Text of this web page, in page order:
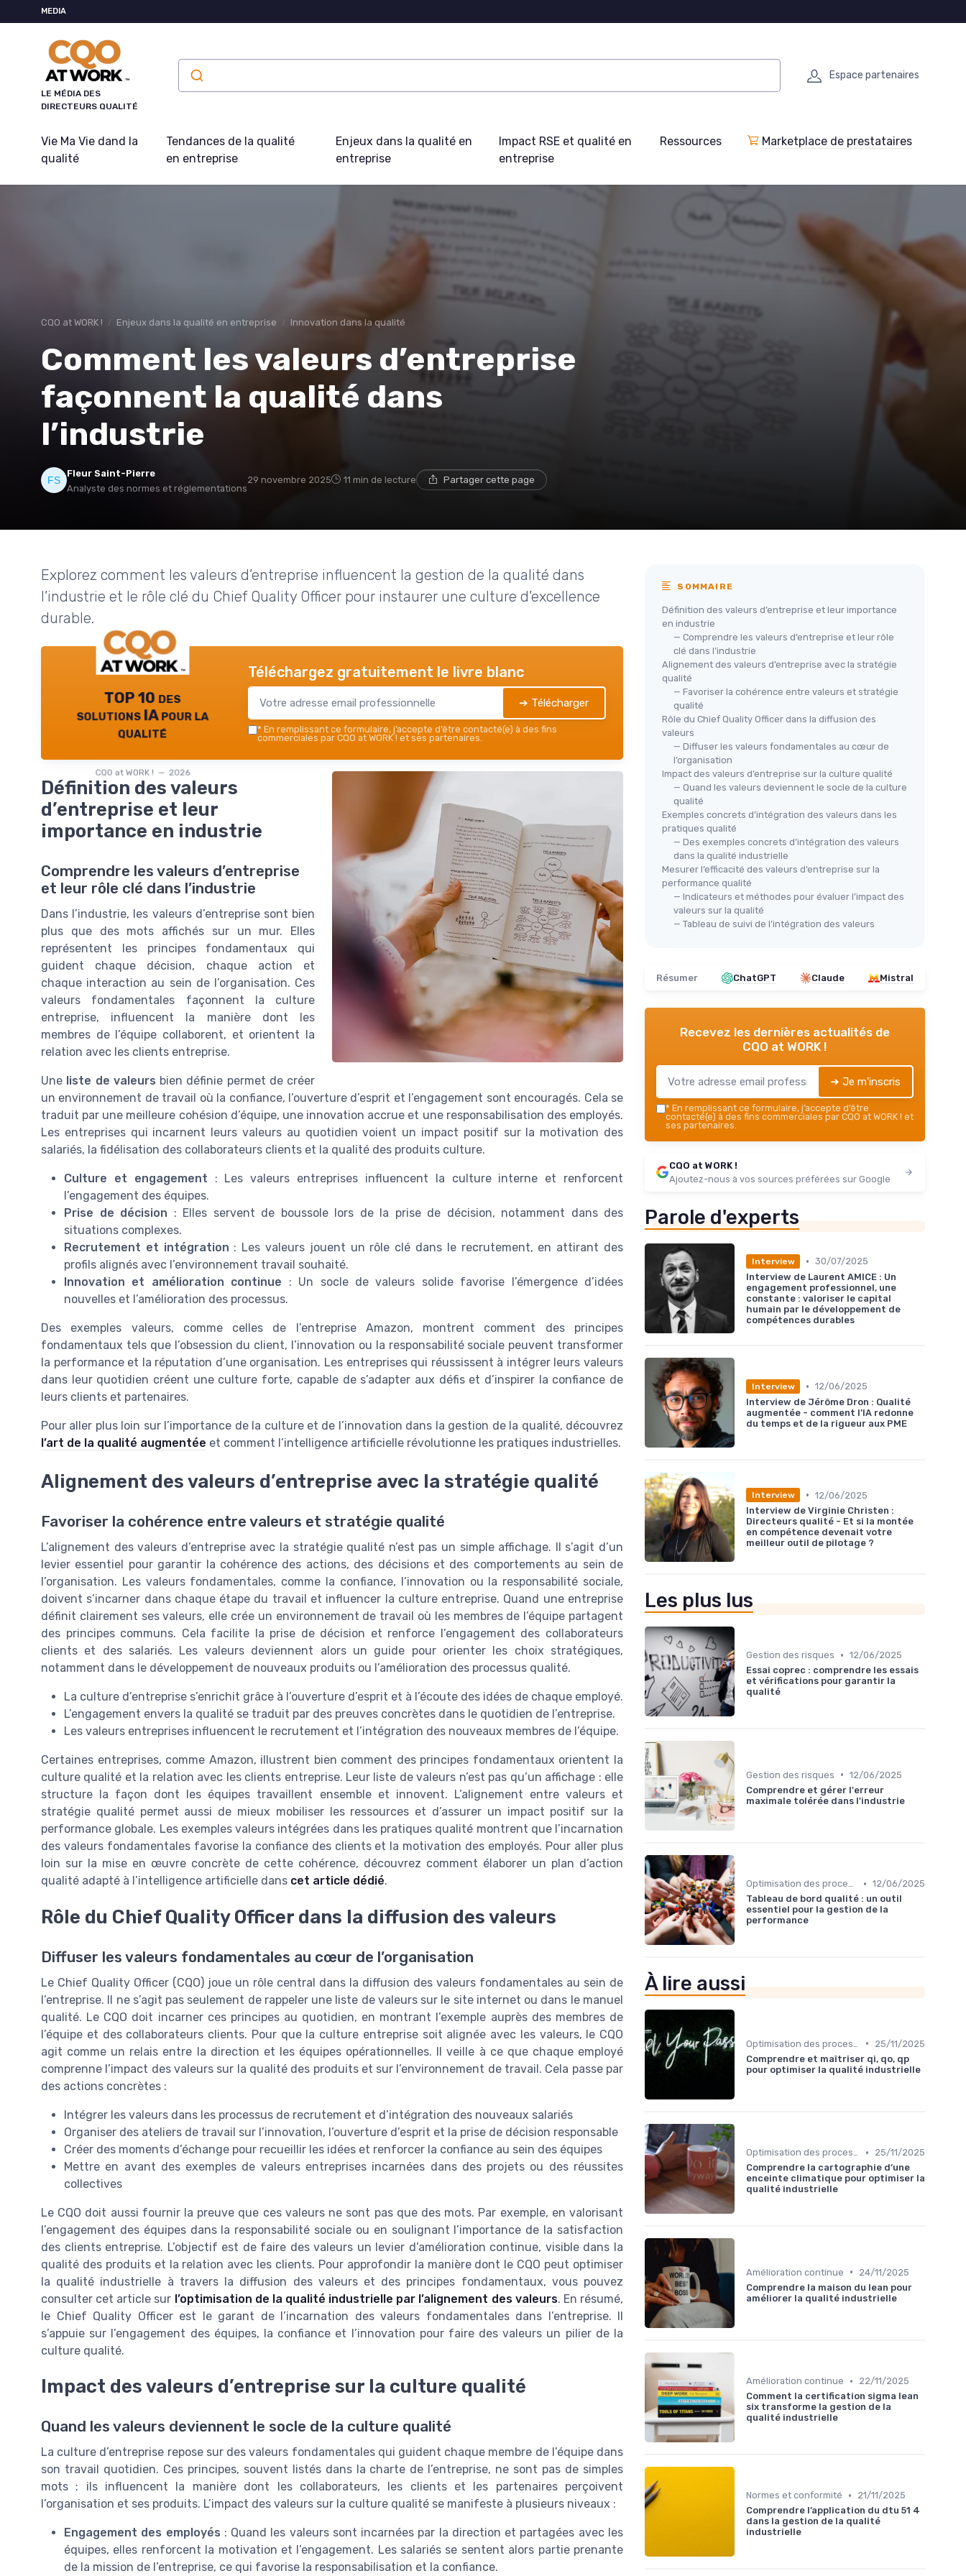
MEDIA
LE MÉDIA DES
DIRECTEURS QUALITÉ
Espace partenaires
Vie Ma Vie dand la
qualité
Tendances de la qualité
en entreprise
Enjeux dans la qualité en
entreprise
Impact RSE et qualité en
entreprise
Ressources Marketplace de prestataires
CQO at WORK ! Enjeux dans la qualité en entreprise Innovation dans la qualité
Comment les valeurs d’entreprise
façonnent la qualité dans
l’industrie
Fleur Saint-Pierre
Analyste des normes et réglementations
29 novembre 2025 11 min de lecture Partager cette page
Explorez comment les valeurs d’entreprise influencent la gestion de la qualité dans
l’industrie et le rôle clé du Chief Quality Officer pour instaurer une culture d’excellence
durable.
TOP 10 des
solutions IA pour la
qualité
CQO at WORK ! — 2026
Téléchargez gratuitement le livre blanc
➔ Télécharger
* En remplissant ce formulaire, j’accepte d’être contacté(e) à des fins
commerciales par CQO at WORK ! et ses partenaires.
Définition des valeurs
d’entreprise et leur
importance en industrie
Comprendre les valeurs d’entreprise
et leur rôle clé dans l’industrie
Dans l’industrie, les valeurs d’entreprise sont bien
plus que des mots affichés sur un mur. Elles
représentent les principes fondamentaux qui
guident chaque décision, chaque action et
chaque interaction au sein de l’organisation. Ces
valeurs fondamentales façonnent la culture
entreprise, influencent la manière dont les
membres de l’équipe collaborent, et orientent la
relation avec les clients entreprise.
Une liste de valeurs bien définie permet de créer
un environnement de travail où la confiance, l’ouverture d’esprit et l’engagement sont encouragés. Cela se
traduit par une meilleure cohésion d’équipe, une innovation accrue et une responsabilisation des employés.
Les entreprises qui incarnent leurs valeurs au quotidien voient un impact positif sur la motivation des
salariés, la fidélisation des collaborateurs clients et la qualité des produits culture.
Culture et engagement : Les valeurs entreprises influencent la culture interne et renforcent
l’engagement des équipes.
Prise de décision : Elles servent de boussole lors de la prise de décision, notamment dans des
situations complexes.
Recrutement et intégration : Les valeurs jouent un rôle clé dans le recrutement, en attirant des
profils alignés avec l’environnement travail souhaité.
Innovation et amélioration continue : Un socle de valeurs solide favorise l’émergence d’idées
nouvelles et l’amélioration des processus.
Des exemples valeurs, comme celles de l’entreprise Amazon, montrent comment des principes
fondamentaux tels que l’obsession du client, l’innovation ou la responsabilité sociale peuvent transformer
la performance et la réputation d’une organisation. Les entreprises qui réussissent à intégrer leurs valeurs
dans leur quotidien créent une culture forte, capable de s’adapter aux défis et d’inspirer la confiance de
leurs clients et partenaires.
Pour aller plus loin sur l’importance de la culture et de l’innovation dans la gestion de la qualité, découvrez
l’art de la qualité augmentée et comment l’intelligence artificielle révolutionne les pratiques industrielles.
Alignement des valeurs d’entreprise avec la stratégie qualité
Favoriser la cohérence entre valeurs et stratégie qualité
L’alignement des valeurs d’entreprise avec la stratégie qualité n’est pas un simple affichage. Il s’agit d’un
levier essentiel pour garantir la cohérence des actions, des décisions et des comportements au sein de
l’organisation. Les valeurs fondamentales, comme la confiance, l’innovation ou la responsabilité sociale,
doivent s’incarner dans chaque étape du travail et influencer la culture entreprise. Quand une entreprise
définit clairement ses valeurs, elle crée un environnement de travail où les membres de l’équipe partagent
des principes communs. Cela facilite la prise de décision et renforce l’engagement des collaborateurs
clients et des salariés. Les valeurs deviennent alors un guide pour orienter les choix stratégiques,
notamment dans le développement de nouveaux produits ou l’amélioration des processus qualité.
La culture d’entreprise s’enrichit grâce à l’ouverture d’esprit et à l’écoute des idées de chaque employé.
L’engagement envers la qualité se traduit par des preuves concrètes dans le quotidien de l’entreprise.
Les valeurs entreprises influencent le recrutement et l’intégration des nouveaux membres de l’équipe.
Certaines entreprises, comme Amazon, illustrent bien comment des principes fondamentaux orientent la
culture qualité et la relation avec les clients entreprise. Leur liste de valeurs n’est pas qu’un affichage : elle
structure la façon dont les équipes travaillent ensemble et innovent. L’alignement entre valeurs et
stratégie qualité permet aussi de mieux mobiliser les ressources et d’assurer un impact positif sur la
performance globale. Les exemples valeurs intégrées dans les pratiques qualité montrent que l’incarnation
des valeurs fondamentales favorise la confiance des clients et la motivation des employés. Pour aller plus
loin sur la mise en œuvre concrète de cette cohérence, découvrez comment élaborer un plan d’action
qualité adapté à l’intelligence artificielle dans cet article dédié.
Rôle du Chief Quality Officer dans la diffusion des valeurs
Diffuser les valeurs fondamentales au cœur de l’organisation
Le Chief Quality Officer (CQO) joue un rôle central dans la diffusion des valeurs fondamentales au sein de
l’entreprise. Il ne s’agit pas seulement de rappeler une liste de valeurs sur le site internet ou dans le manuel
qualité. Le CQO doit incarner ces principes au quotidien, en montrant l’exemple auprès des membres de
l’équipe et des collaborateurs clients. Pour que la culture entreprise soit alignée avec les valeurs, le CQO
agit comme un relais entre la direction et les équipes opérationnelles. Il veille à ce que chaque employé
comprenne l’impact des valeurs sur la qualité des produits et sur l’environnement de travail. Cela passe par
des actions concrètes :
Intégrer les valeurs dans les processus de recrutement et d’intégration des nouveaux salariés
Organiser des ateliers de travail sur l’innovation, l’ouverture d’esprit et la prise de décision responsable
Créer des moments d’échange pour recueillir les idées et renforcer la confiance au sein des équipes
Mettre en avant des exemples de valeurs entreprises incarnées dans des projets ou des réussites
collectives
Le CQO doit aussi fournir la preuve que ces valeurs ne sont pas que des mots. Par exemple, en valorisant
l’engagement des équipes dans la responsabilité sociale ou en soulignant l’importance de la satisfaction
des clients entreprise. L’objectif est de faire des valeurs un levier d’amélioration continue, visible dans la
qualité des produits et la relation avec les clients. Pour approfondir la manière dont le CQO peut optimiser
la qualité industrielle à travers la diffusion des valeurs et des principes fondamentaux, vous pouvez
consulter cet article sur l’optimisation de la qualité industrielle par l’alignement des valeurs. En résumé,
le Chief Quality Officer est le garant de l’incarnation des valeurs fondamentales dans l’entreprise. Il
s’appuie sur l’engagement des équipes, la confiance et l’innovation pour faire des valeurs un pilier de la
culture qualité.
Impact des valeurs d’entreprise sur la culture qualité
Quand les valeurs deviennent le socle de la culture qualité
La culture d’entreprise repose sur des valeurs fondamentales qui guident chaque membre de l’équipe dans
son travail quotidien. Ces principes, souvent listés dans la charte de l’entreprise, ne sont pas de simples
mots : ils influencent la manière dont les collaborateurs, les clients et les partenaires perçoivent
l’organisation et ses produits. L’impact des valeurs sur la culture qualité se manifeste à plusieurs niveaux :
Engagement des employés : Quand les valeurs sont incarnées par la direction et partagées avec les
équipes, elles renforcent la motivation et l’engagement. Les salariés se sentent alors partie prenante
de la mission de l’entreprise, ce qui favorise la responsabilisation et la confiance.
SOMMAIRE
Définition des valeurs d’entreprise et leur importance
en industrie
— Comprendre les valeurs d’entreprise et leur rôle
clé dans l’industrie
Alignement des valeurs d’entreprise avec la stratégie
qualité
— Favoriser la cohérence entre valeurs et stratégie
qualité
Rôle du Chief Quality Officer dans la diffusion des
valeurs
— Diffuser les valeurs fondamentales au cœur de
l’organisation
Impact des valeurs d’entreprise sur la culture qualité
— Quand les valeurs deviennent le socle de la culture
qualité
Exemples concrets d’intégration des valeurs dans les
pratiques qualité
— Des exemples concrets d’intégration des valeurs
dans la qualité industrielle
Mesurer l’efficacité des valeurs d’entreprise sur la
performance qualité
— Indicateurs et méthodes pour évaluer l’impact des
valeurs sur la qualité
— Tableau de suivi de l’intégration des valeurs
Résumer ChatGPT Claude Mistral
Recevez les dernières actualités de
CQO at WORK !
➔ Je m'inscris
* En remplissant ce formulaire, j’accepte d’être
contacté(e) à des fins commerciales par CQO at WORK ! et
ses partenaires.
CQO at WORK !
Ajoutez-nous à vos sources préférées sur Google
Parole d'experts
Interview • 30/07/2025
Interview de Laurent AMICE : Un
engagement professionnel, une
constante : valoriser le capital
humain par le développement de
compétences durables
Interview • 12/06/2025
Interview de Jérôme Dron : Qualité
augmentée - comment l’IA redonne
du temps et de la rigueur aux PME
Interview • 12/06/2025
Interview de Virginie Christen :
Directeurs qualité - Et si la montée
en compétence devenait votre
meilleur outil de pilotage ?
Les plus lus
Gestion des risques • 12/06/2025
Essai coprec : comprendre les essais
et vérifications pour garantir la
qualité
Gestion des risques • 12/06/2025
Comprendre et gérer l'erreur
maximale tolérée dans l'industrie
Optimisation des processus • 12/06/2025
Tableau de bord qualité : un outil
essentiel pour la gestion de la
performance
À lire aussi
•
25/11/2025
Comprendre et maîtriser qi, qo, qp
pour optimiser la qualité industrielle
Optimisation des processus •
25/11/2025
Comprendre la cartographie d’une
enceinte climatique pour optimiser la
qualité industrielle
Amélioration continue •
24/11/2025
Comprendre la maison du lean pour
améliorer la qualité industrielle
Amélioration continue •
22/11/2025
Comment la certification sigma lean
six transforme la gestion de la
qualité industrielle
Normes et conformité •
21/11/2025
Comprendre l’application du dtu 51 4
dans la gestion de la qualité
industrielle
Panneau de gestion des cookies